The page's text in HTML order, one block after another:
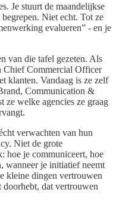
Je stuurt de maandelijkse
Niet echt. Tot ze
evalueren” - en je
van die tafel gezeten. Als
Commercial Officer
klanten. Vandaag is ze zelf
Communication &
welke agencies ze graag
verwachten van hun
Niet de grote
hoe je communiceert, hoe
wanneer je initiatief neemt
kleine dingen vertrouwen
dat vertrouwen